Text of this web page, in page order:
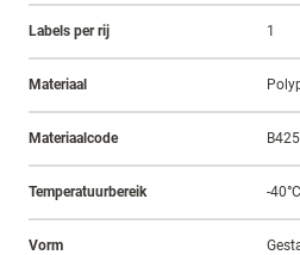
Labels per rij 1
Materiaal
Materiaalcode B425
Temperatuurbereik -
Vorm